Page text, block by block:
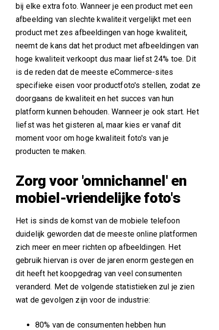
bij elke extra foto. Wanneer je een product met een
afbeelding van slechte kwaliteit vergelijkt met een
product met zes afbeeldingen van hoge kwaliteit,
neemt de kans dat het product met afbeeldingen van
hoge kwaliteit verkoopt dus maar liefst 24% toe. Dit
is de reden dat de meeste eCommerce-sites
specifieke eisen voor productfoto's stellen, zodat ze
doorgaans de kwaliteit en het succes van hun
platform kunnen behouden. Wanneer je ook start. Het
liefst was het gisteren al, maar kies er vanaf dit
moment voor om hoge kwaliteit foto's van je
producten te maken.
Zorg voor 'omnichannel' en
mobiel-vriendelijke foto's
Het is sinds de komst van de mobiele telefoon
duidelijk geworden dat de meeste online platformen
zich meer en meer richten op afbeeldingen. Het
gebruik hiervan is over de jaren enorm gestegen en
dit heeft het koopgedrag van veel consumenten
veranderd. Met de volgende statistieken zul je zien
wat de gevolgen zijn voor de industrie:
80% van de consumenten hebben hun